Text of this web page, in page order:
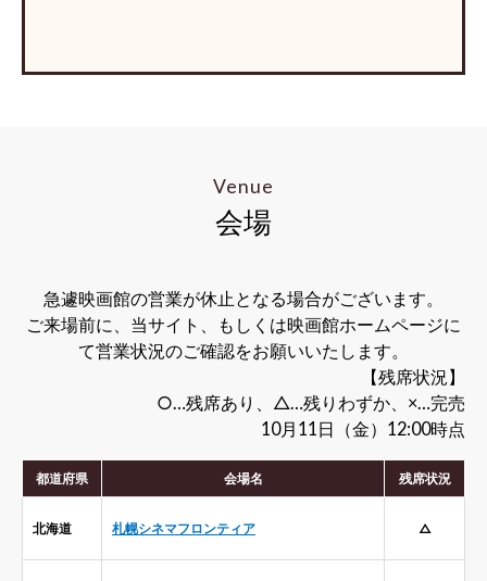
Venue
会場
急遽映画館の営業が休止となる場合がございます。
ご来場前に、当サイト、もしくは映画館ホームページに
て営業状況のご確認をお願いいたします。
【残席状況】
○…残席あり、△…残りわずか、×…完売
10月11日（金）12:00時点
都道府県 会場名 残席状況
北海道 札幌シネマフロンティア △